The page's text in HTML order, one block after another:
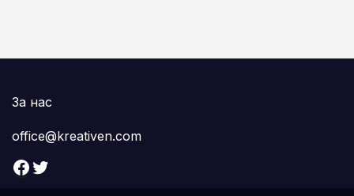
За нас
office@kreativen.com
Facebook Twitter